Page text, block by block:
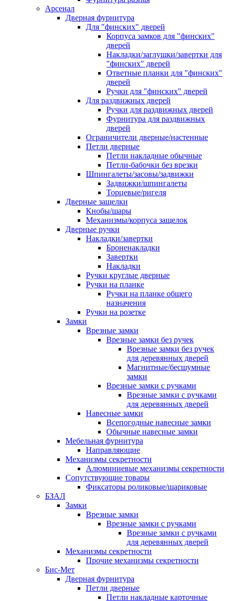
Арсенал
Дверная фурнитура
Для "финских" дверей
Корпуса замков для "финских"
дверей
Накладки/заглушки/завертки для
"финских" дверей
Ответные планки для "финских"
дверей
Ручки для "финских" дверей
Для раздвижных дверей
Ручки для раздвижных дверей
Фурнитура для раздвижных
дверей
Ограничители дверные/настенные
Петли дверные
Петли накладные обычные
Петли-бабочки без врезки
Шпингалеты/засовы/задвижки
Задвижки/шпингалеты
Торцевые/ригеля
Дверные защелки
Кнобы/шары
Механизмы/корпуса защелок
Дверные ручки
Накладки/завертки
Броненакладки
Завертки
Накладки
Ручки круглые дверные
Ручки на планке
Ручки на планке общего
назначения
Ручки на розетке
Замки
Врезные замки
Врезные замки без ручек
Врезные замки без ручек
для деревянных дверей
Магнитные/бесшумные
замки
Врезные замки с ручками
Врезные замки с ручками
для деревянных дверей
Навесные замки
Всепогодные навесные замки
Обычные навесные замки
Мебельная фурнитура
Направляющие
Механизмы секретности
Алюминиевые механизмы секретности
Сопутствующие товары
Фиксаторы роликовые/шариковые
БЗАЛ
Замки
Врезные замки
Врезные замки с ручками
Врезные замки с ручками
для деревянных дверей
Механизмы секретности
Прочие механизмы секретности
Бис-Мет
Дверная фурнитура
Петли дверные
Петли накладные карточные